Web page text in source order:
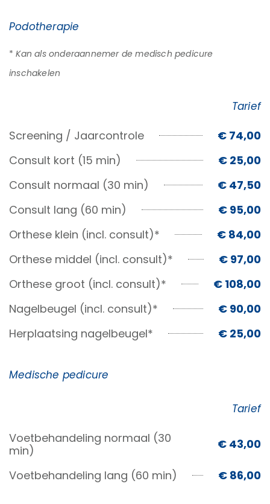
Podotherapie
*Kan als onderaannemer de medisch pedicure
inschakelen
Tarief
Screening / Jaarcontrole
€ 74,00
Consult kort (15 min)
€ 25,00
Consult normaal (30 min)
€ 47,50
Consult lang (60 min)
€ 95,00
Orthese klein (incl. consult)*
€ 84,00
Orthese middel (incl. consult)*
€ 97,00
Orthese groot (incl. consult)*
€ 108,00
Nagelbeugel (incl. consult)*
€ 90,00
Herplaatsing nagelbeugel*
€ 25,00
Medische pedicure
Tarief
Voetbehandeling normaal (30
min)
€ 43,00
Voetbehandeling lang (60 min) € 86,00